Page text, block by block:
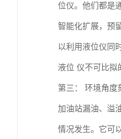
位仪。他们都是
智能化扩展，预
以利用液位仪同
液位 仪不可比拟
第三： 环境角度
加油站漏油、溢
情况发生。它可